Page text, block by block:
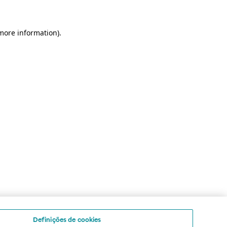
information).
Definições de cookies